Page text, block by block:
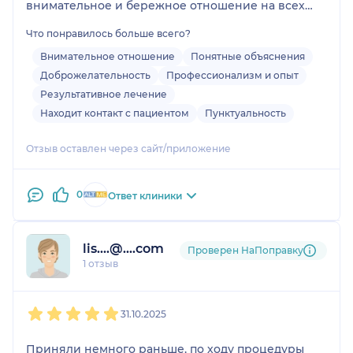
внимательное и бережное отношение на всех
Лучший! Рекомендую!
Вас радушно примут, на этапе процедуры
поддержат, в конце все подробно расскажут!
Спасибо Вам большое, за ваш труд!
Что понравилось больше всего?
Внимательное отношение
Понятные объяснения
Доброжелательность
Профессионализм и опыт
Результативное лечение
Находит контакт с пациентом
Пунктуальность
Отзыв оставлен через сайт/приложение
0 Ответ клиники
lis....@....com
1 отзыв
Проверен НаПоправку
31.10.2025
Приняли немного раньше, по ходу процедуры